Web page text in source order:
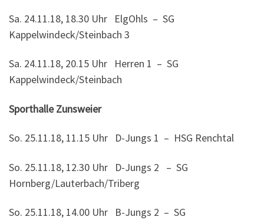
Sa. 24.11.18, 18.30 Uhr ElgOhls – SG
Kappelwindeck/Steinbach 3
Sa. 24.11.18, 20.15 Uhr Herren 1 – SG
Kappelwindeck/Steinbach
Sporthalle Zunsweier
So. 25.11.18, 11.15 Uhr D-Jungs 1 – HSG Renchtal
So. 25.11.18, 12.30 Uhr D-Jungs 2 – SG
Hornberg/Lauterbach/Triberg
So. 25.11.18, 14.00 Uhr B-Jungs 2 – SG